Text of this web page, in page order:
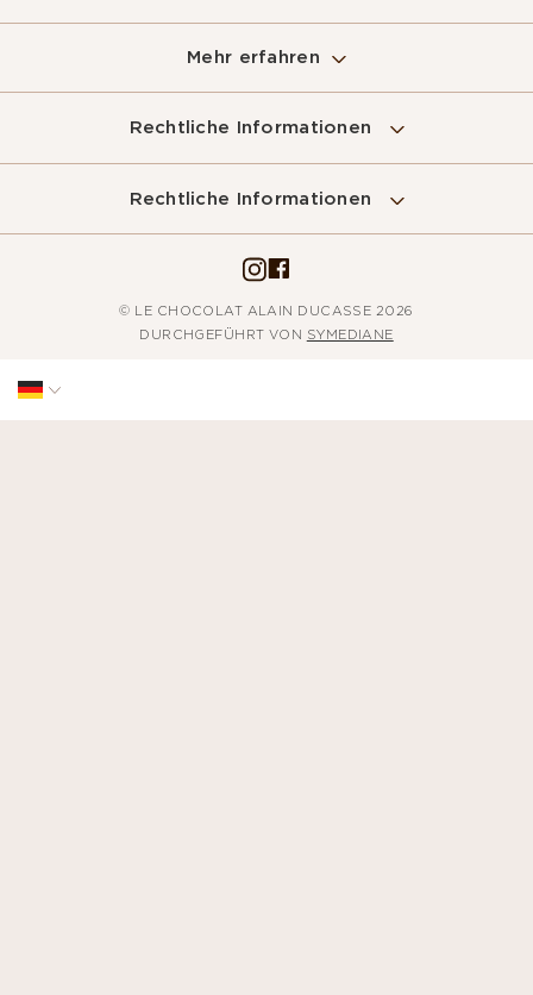
Mehr erfahren
Rechtliche Informationen
Rechtliche Informationen
© LE CHOCOLAT ALAIN DUCASSE 2026
DURCHGEFÜHRT VON SYMEDIANE